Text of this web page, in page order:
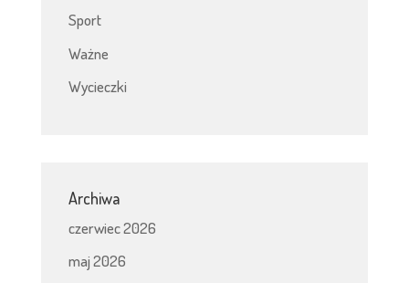
Sport
Ważne
Wycieczki
Archiwa
czerwiec 2026
maj 2026